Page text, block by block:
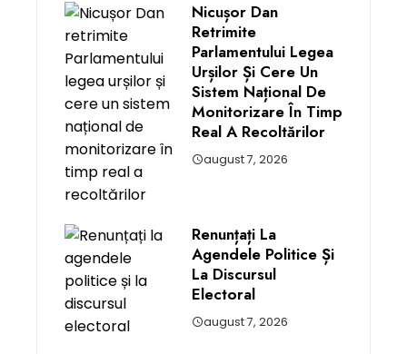
Nicușor Dan
Retrimite
Parlamentului Legea
Urșilor Și Cere Un
Sistem Național De
Monitorizare În Timp
Real A Recoltărilor
august 7, 2026
Renunțați La
Agendele Politice Și
La Discursul
Electoral
august 7, 2026